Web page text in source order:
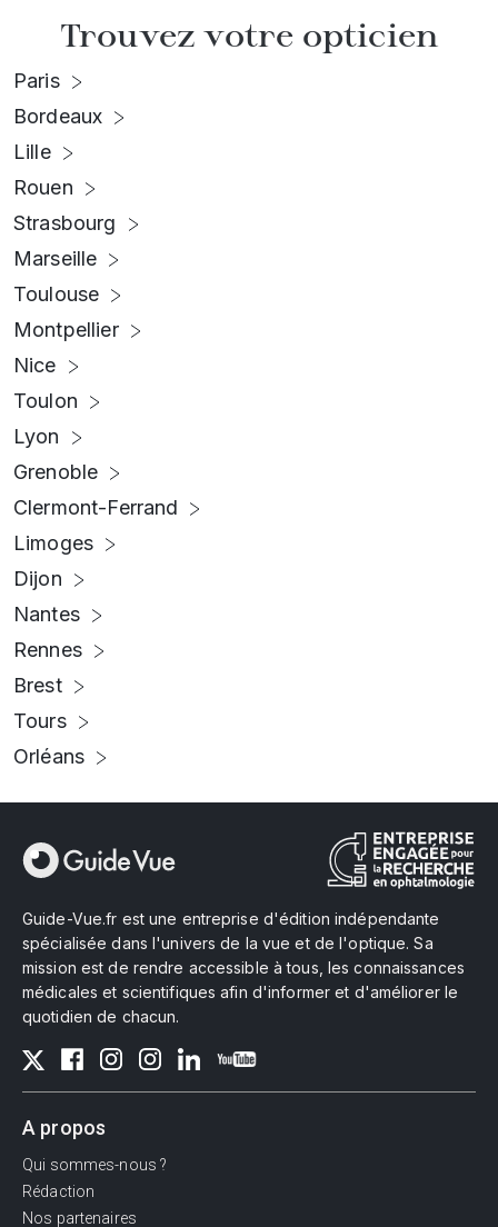
Trouvez votre opticien
Paris
Bordeaux
Lille
Rouen
Strasbourg
Marseille
Toulouse
Montpellier
Nice
Toulon
Lyon
Grenoble
Clermont-Ferrand
Limoges
Dijon
Nantes
Rennes
Brest
Tours
Orléans
Guide-Vue.fr est une entreprise d'édition indépendante
spécialisée dans l'univers de la vue et de l'optique. Sa
mission est de rendre accessible à tous, les connaissances
médicales et scientifiques afin d'informer et d'améliorer le
quotidien de chacun.
A propos
Qui sommes-nous ?
Rédaction
Nos partenaires